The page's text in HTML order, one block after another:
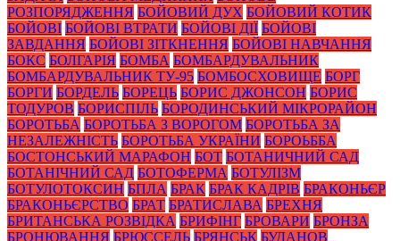
РОЗПОРЯДЖЕННЯ БОЙОВИЙ ДУХ БОЙОВИЙ КОТИК
БОЙОВІ БОЙОВІ ВТРАТИ БОЙОВІ ДІЇ БОЙОВІ
ЗАВДАННЯ БОЙОВІ ЗІТКНЕННЯ БОЙОВІ НАВЧАННЯ
БОКС БОЛГАРІЯ БОМБА БОМБАРДУВАЛЬНИК
БОМБАРДУВАЛЬНИК ТУ-95 БОМБОСХОВИЩЕ БОРГ
БОРГИ БОРДЕЛЬ БОРЕЦЬ БОРИС ДЖОНСОН БОРИС
ТОДУРОВ БОРИСПІЛЬ БОРОДИНСЬКИЙ МІКРОРАЙОН
БОРОТЬБА БОРОТЬБА З ВОРОГОМ БОРОТЬБА ЗА
НЕЗАЛЕЖНІСТЬ БОРОТЬБА УКРАЇНИ БОРОЬББА
БОСТОНСЬКИЙ МАРАФОН БОТ БОТАНИЧНИЙ САД
БОТАНІЧНИЙ САД БОТОФЕРМА БОТУЛІЗМ
БОТУЛОТОКСИН БПЛА БРАК БРАК КАДРІВ БРАКОНЬЄР
БРАКОНЬЄРСТВО БРАТ БРАТИСЛАВА БРЕХНЯ
БРИТАНСЬКА РОЗВІДКА БРИФІНГ БРОВАРИ БРОНЗА
БРОНЮВАННЯ БРЮССЕЛЬ БРЯНСЬК БУДАНОВ